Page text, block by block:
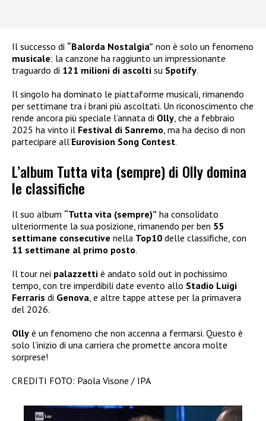
Il successo di “Balorda Nostalgia” non è solo un fenomeno
musicale: la canzone ha raggiunto un impressionante
traguardo di 121 milioni di ascolti su Spotify.
Il singolo ha dominato le piattaforme musicali, rimanendo
per settimane tra i brani più ascoltati. Un riconoscimento che
rende ancora più speciale l’annata di Olly , che a febbraio
2025 ha vinto il Festival di Sanremo , ma ha deciso di non
partecipare all’Eurovision Song Contest.
L’album Tutta vita (sempre) di Olly domina
le classifiche
Il suo album “Tutta vita (sempre)” ha consolidato
ulteriormente la sua posizione, rimanendo per ben 55
settimane consecutive nella Top10 delle classifiche, con
11 settimane al primo posto.
Il tour nei palazzetti è andato sold out in pochissimo
tempo, con tre imperdibili date evento allo Stadio Luigi
Ferraris di Genova , e altre tappe attese per la primavera
del 2026.
Olly è un fenomeno che non accenna a fermarsi. Questo è
solo l’inizio di una carriera che promette ancora molte
sorprese!
CREDITI FOTO: Paola Visone / IPA